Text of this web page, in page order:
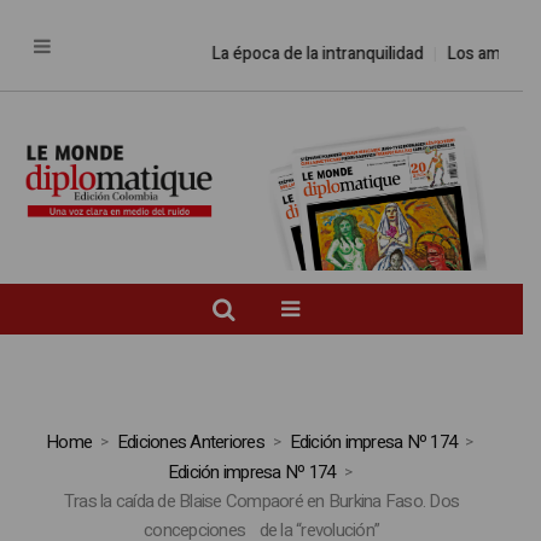
La época de la intranquilidad Los amos
Home Ediciones Anteriores
Edición impresa Nº 174
Edición impresa Nº 174
Tras la caída de Blaise Compaoré en Burkina Faso. Dos
concepciones de la “revolución”